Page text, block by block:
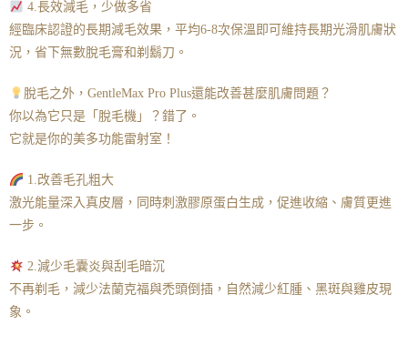
4.長效減毛，少做多省
經臨床認證的長期減毛效果，平均6-8次保溫即可維持長期光滑肌膚狀
況，省下無數脫毛膏和剃鬍刀。
脫毛之外，GentleMax Pro Plus還能改善甚麼肌膚問題？
你以為它只是「脫毛機」？錯了。
它就是你的美多功能雷射室！
1.改善毛孔粗大
激光能量深入真皮層，同時刺激膠原蛋白生成，促進收縮、膚質更進
一步。
2.減少毛囊炎與刮毛暗沉
不再剃毛，減少法蘭克福與禿頭倒插，自然減少紅腫、黑斑與雞皮現
象。